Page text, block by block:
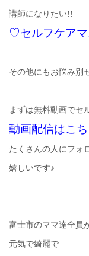
講師になりたい!!
♡セルフケア
その他にもお悩み別
まずは無料動画でセ
動画配信はこ
たくさんの人にフォ
嬉しいです♪
富士市のママ達全員
元気で綺麗で